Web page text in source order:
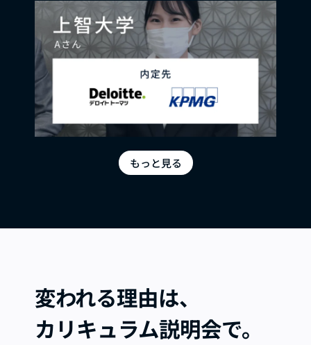
もっと見る
変われる理由は、
カリキュラム説明会で。